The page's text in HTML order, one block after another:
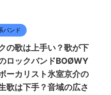
バンド
の歌は上手い？歌が下
ロックバンドBOØWY
ーカリスト氷室京介の
歌は下手？音域の広さ